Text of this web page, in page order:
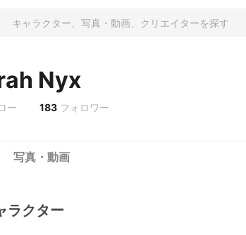
Nyx
ー 183 フォロワー
写真・動画
ラクター